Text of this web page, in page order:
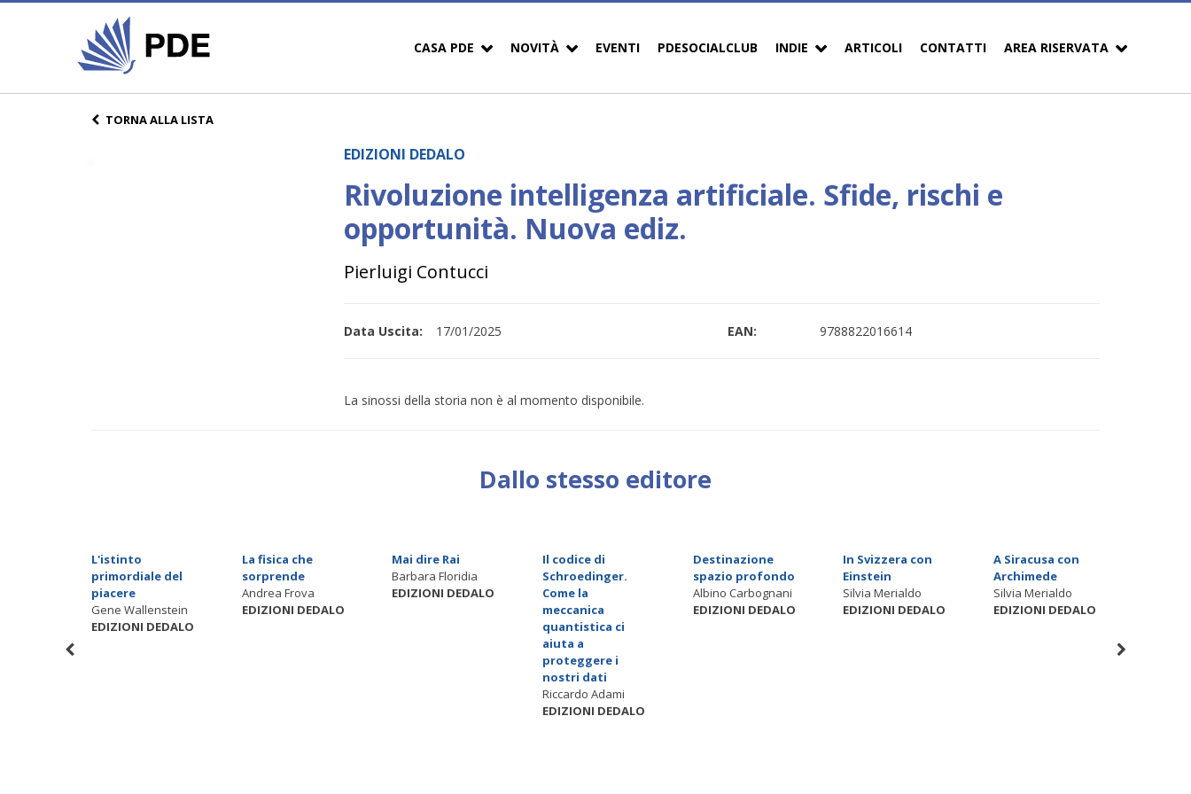
CASA PDE NOVITÀ EVENTI PDESOCIALCLUB INDIE ARTICOLI CONTATTI AREA RISERVATA
TORNA ALLA LISTA
EDIZIONI DEDALO
Rivoluzione intelligenza artificiale. Sfide, rischi e
opportunità. Nuova ediz.
Pierluigi Contucci
Data Uscita: 17/01/2025 EAN: 9788822016614
La sinossi della storia non è al momento disponibile.
Dallo stesso editore
L'istinto
primordiale del
piacere
Gene Wallenstein
EDIZIONI DEDALO
La fisica che
sorprende
Andrea Frova
EDIZIONI DEDALO
Mai dire Rai
Barbara Floridia
EDIZIONI DEDALO
Il codice di
Schroedinger.
Come la
meccanica
quantistica ci
aiuta a
proteggere i
nostri dati
Riccardo Adami
EDIZIONI DEDALO
Destinazione
spazio profondo
Albino Carbognani
EDIZIONI DEDALO
In Svizzera con
Einstein
Silvia Merialdo
EDIZIONI DEDALO
A Siracusa con
Archimede
Silvia Merialdo
EDIZIONI DEDALO